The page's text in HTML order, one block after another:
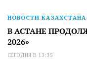
НОВОСТИ КАЗАХСТАНА
В АСТАНЕ
2026»
СЕГОДНЯ В 13:35